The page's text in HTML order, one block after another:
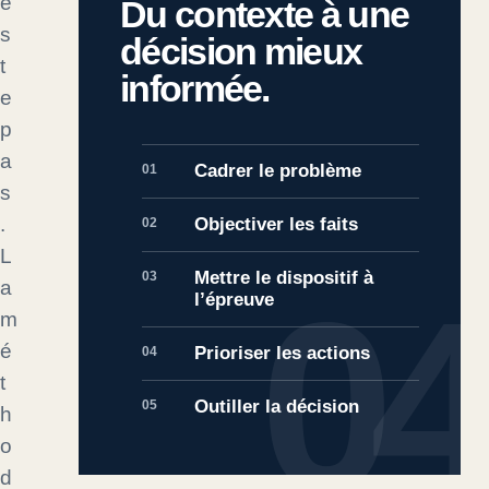
s
t
e
p
a
s
.
L
a
m
é
t
h
o
d
Du contexte à une
décision mieux
informée.
01 Cadrer le problème
02 Objectiver les faits
03
Mettre le dispositif à
l’épreuve
04 Prioriser les actions
05 Outiller la décision